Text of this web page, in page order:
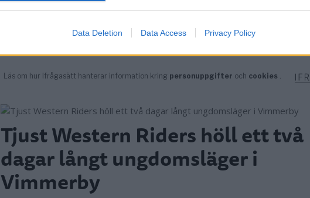
Data Deletion Data Access Privacy Policy
Tjust Western Riders höll ett två
dagar långt ungdomsläger i
Vimmerby